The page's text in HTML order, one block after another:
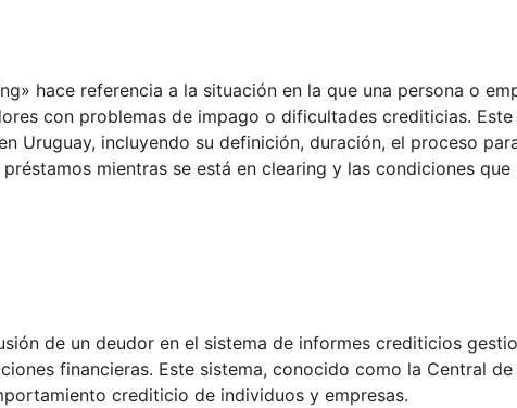
hace referencia a la situación en la que una persona o
con problemas de impago o dificultades crediticias. Este
Uruguay, incluyendo su definición, duración, el proceso
mientras se está en clearing y las condiciones que
de un deudor en el sistema de informes crediticios
financieras. Este sistema, conocido como la Central de
crediticio de individuos y empresas.